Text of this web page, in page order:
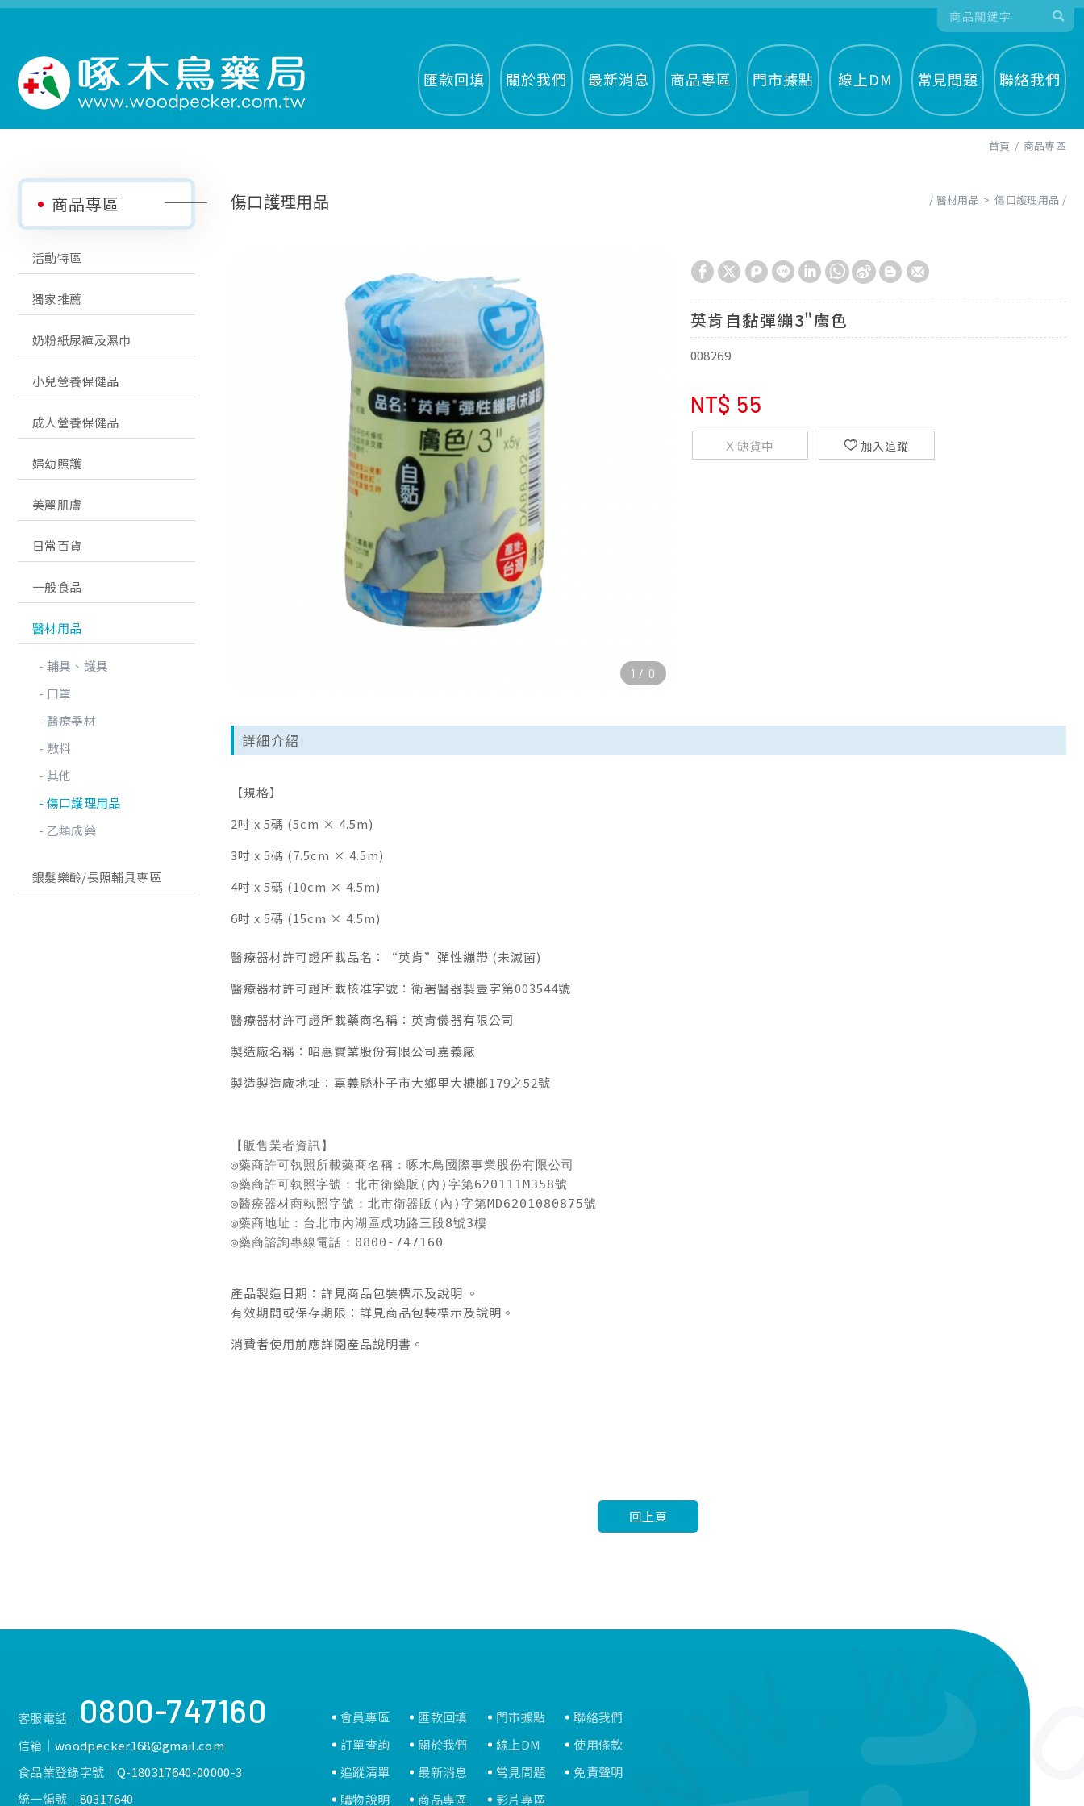
匯款回填 關於我們 最新消息 商品專區 門市據點 線上DM 常見問題 聯絡我們
首頁 商品專區
商品專區
活動特區
獨家推薦
奶粉紙尿褲及濕巾
小兒營養保健品
成人營養保健品
婦幼照護
美麗肌膚
日常百貨
一般食品
醫材用品
輔具、護具
口罩
醫療器材
敷料
其他
傷口護理用品
乙類成藥
銀髮樂齡/長照輔具專區
傷口護理用品 醫材用品 傷口護理用品
英肯自黏彈繃3"膚色
008269
NT$ 55
缺貨中 加入追蹤
1 / 0
詳細介紹
【規格】
2吋 x 5碼 (5cm × 4.5m)
3吋 x 5碼 (7.5cm × 4.5m)
4吋 x 5碼 (10cm × 4.5m)
6吋 x 5碼 (15cm × 4.5m)
醫療器材許可證所載品名：“英肯”彈性繃帶 (未滅菌)
醫療器材許可證所載核准字號：衛署醫器製壹字第003544號
醫療器材許可證所載藥商名稱：英肯儀器有限公司
製造廠名稱：昭惠實業股份有限公司嘉義廠
製造製造廠地址：嘉義縣朴子市大鄉里大槺榔179之52號
【販售業者資訊】
◎藥商許可執照所載藥商名稱：啄木鳥國際事業股份有限公司
◎藥商許可執照字號：北市衛藥販(內)字第620111M358號
◎醫療器材商執照字號：北市衛器販(內)字第MD6201080875號
◎藥商地址：台北市內湖區成功路三段8號3樓
◎藥商諮詢專線電話：0800-747160
產品製造日期：詳見商品包裝標示及說明 。
有效期間或保存期限：詳見商品包裝標示及說明。
消費者使用前應詳閱產品說明書。
回上頁
客服電話│ 0800-747160
信箱│woodpecker168@gmail.com
食品業登錄字號│ Q-180317640-00000-3
統一編號│ 80317640
會員專區
訂單查詢
追蹤清單
購物說明
匯款回填
關於我們
最新消息
商品專區
門市據點
線上DM
常見問題
影片專區
聯絡我們
使用條款
免責聲明